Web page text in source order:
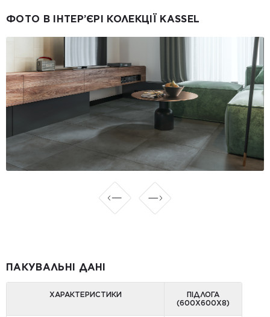
ФОТО В ІНТЕР’ЄРІ КОЛЕКЦІЇ KASSEL
ПАКУВАЛЬНІ ДАНІ
ХАРАКТЕРИСТИКИ
ПІДЛОГА
(600Х600Х8)